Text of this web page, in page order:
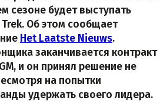
сезоне будет выступать
Об этом сообщает
Het Laatste Nieuws.
заканчивается контракт
и он принял решение не
на попытки
удержать своего лидера.